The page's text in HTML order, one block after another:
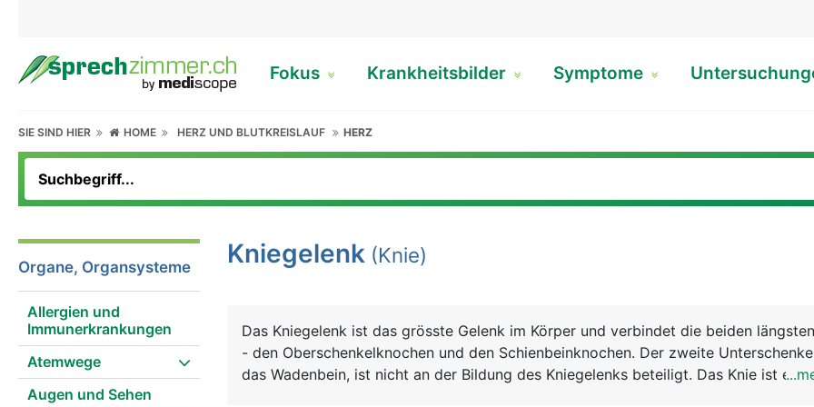
Fokus Krankheitsbilder Symptome
SIE SIND HIER HOME HERZ UND BLUTKREISLAUF HERZ
Organe, Organsysteme
Allergien und
Immunerkrankungen
Atemwege
Augen und Sehen
Kniegelenk (Knie)
Das Kniegelenk ist das grösste Gelenk im Körper und verbindet die beiden
- den Oberschenkelknochen und den Schienbeinknochen. Der zweite
das Wadenbein, ist nicht an der Bildung des Kniegelenks beteiligt. Das Knie ist eine